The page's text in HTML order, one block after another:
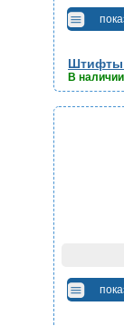
Штифты
В наличии